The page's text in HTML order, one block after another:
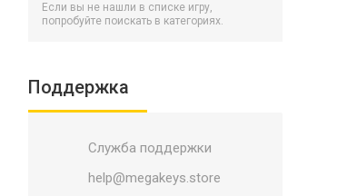
Battlerite
Bayonetta
BioShock
Black Mirror
Если вы не нашли в списке игру,
попробуйте поискать в категориях.
Поддержка
Служба поддержки
help@megakeys.store